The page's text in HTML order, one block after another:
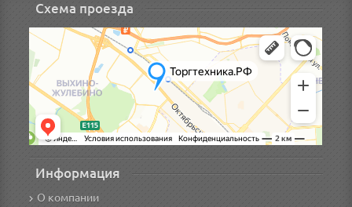
Схема проезда
Информация
О компании